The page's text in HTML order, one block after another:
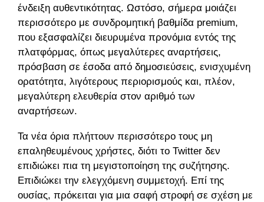
ένδειξη αυθεντικότητας. Ωστόσο, σήμερα μοιάζει
περισσότερο με συνδρομητική βαθμίδα premium,
που εξασφαλίζει διευρυμένα προνόμια εντός της
πλατφόρμας, όπως μεγαλύτερες αναρτήσεις,
πρόσβαση σε έσοδα από δημοσιεύσεις, ενισχυμένη
ορατότητα, λιγότερους περιορισμούς και, πλέον,
μεγαλύτερη ελευθερία στον αριθμό των
αναρτήσεων.
Τα νέα όρια πλήττουν περισσότερο τους μη
επαληθευμένους χρήστες, διότι το Twitter δεν
επιδιώκει πια τη μεγιστοποίηση της συζήτησης.
Επιδιώκει την ελεγχόμενη συμμετοχή. Επί της
ουσίας, πρόκειται για μια σαφή στροφή σε σχέση με